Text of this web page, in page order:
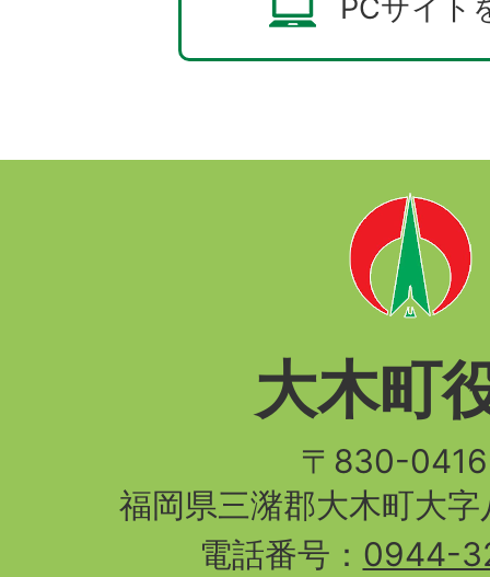
PCサイト
大木町
〒830-
福岡県三潴郡大木町大
電話番号： 0944-